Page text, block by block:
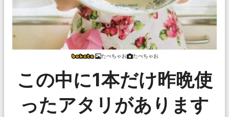
たべちゃお たべちゃお
この中に1本だけ昨晩使
ったアタリがあります